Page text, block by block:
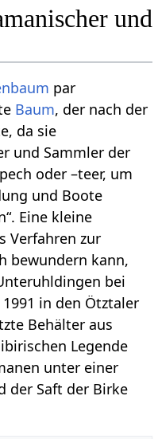
und
par
Baum, der nach der
da sie
und Sammler der
oder –teer, um
und Boote
Eine kleine
Verfahren zur
bewundern kann,
bei
in den Ötztaler
Behälter aus
Legende
unter einer
der Saft der Birke